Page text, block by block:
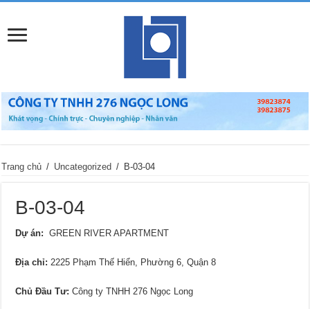
Trang chủ / Uncategorized / B-03-04
B-03-04
Dự án: GREEN RIVER APARTMENT
Địa chỉ: 2225 Phạm Thế Hiển, Phường 6, Quận 8
Chủ Đầu Tư: Công ty TNHH 276 Ngọc Long